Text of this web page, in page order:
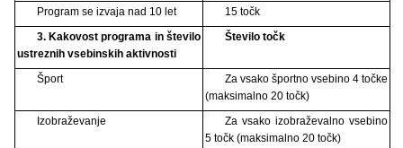
Program se izvaja nad 10 let
15 točk
3. Kakovost programa in število
ustreznih vsebinskih aktivnosti
Število točk
Šport
Za vsako športno vsebino 4 točke
(maksimalno 20 točk)
Izobraževanje
Za vsako izobraževalno vsebino
5 točk (maksimalno 20 točk)